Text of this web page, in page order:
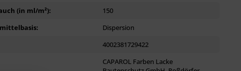
(in ml/m²):
150
Dispersion
4002381729422
CAPAROL Farben Lacke